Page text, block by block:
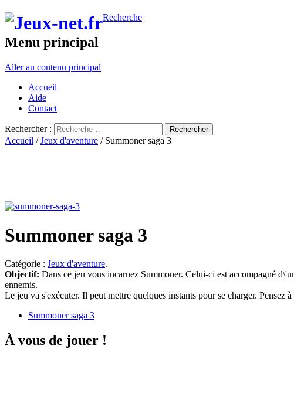
Recherche
Menu principal
Aller au contenu principal
Accueil
Aide
Contact
Rechercher :
Accueil /Jeux d'aventure / Summoner saga 3
Summoner saga 3
Catégorie : Jeux d'aventure.
Objectif: Dans ce jeu vous incarnez Summoner. Celui-ci est accompagné
ennemis.
Le jeu va s'exécuter. Il peut mettre quelques instants pour se charger. Pensez
Summoner saga 3
À vous de jouer !